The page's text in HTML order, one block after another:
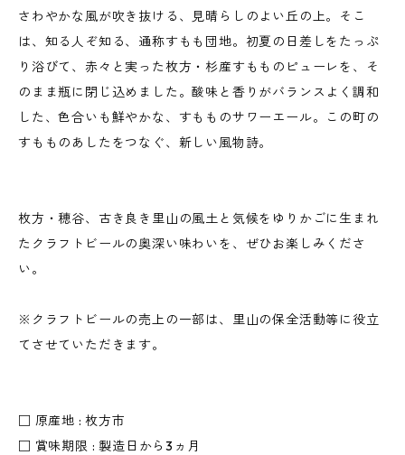
さわやかな風が吹き抜ける、見晴らしのよい丘の上。そこ
は、知る人ぞ知る、通称すもも団地。初夏の日差しをたっぷ
り浴びて、赤々と実った枚方・杉産すもものピューレを、そ
のまま瓶に閉じ込めました。酸味と香りがバランスよく調和
した、色合いも鮮やかな、すもものサワーエール。この町の
すもものあしたをつなぐ、新しい風物詩。
枚方・穂谷、古き良き里山の風土と気候をゆりかごに生まれ
たクラフトビールの奥深い味わいを、ぜひお楽しみくださ
い。
※クラフトビールの売上の一部は、里山の保全活動等に役立
てさせていただきます。
□ 原産地 : 枚方市
□ 賞味期限 : 製造日から3ヵ月